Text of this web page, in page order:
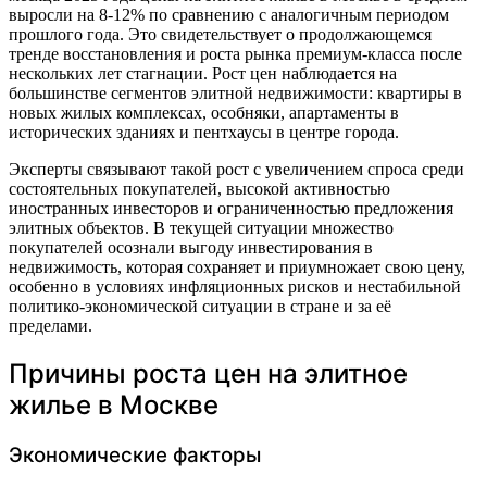
выросли на 8-12% по сравнению с аналогичным периодом
прошлого года. Это свидетельствует о продолжающемся
тренде восстановления и роста рынка премиум-класса после
нескольких лет стагнации. Рост цен наблюдается на
большинстве сегментов элитной недвижимости: квартиры в
новых жилых комплексах, особняки, апартаменты в
исторических зданиях и пентхаусы в центре города.
Эксперты связывают такой рост с увеличением спроса среди
состоятельных покупателей, высокой активностью
иностранных инвесторов и ограниченностью предложения
элитных объектов. В текущей ситуации множество
покупателей осознали выгоду инвестирования в
недвижимость, которая сохраняет и приумножает свою цену,
особенно в условиях инфляционных рисков и нестабильной
политико-экономической ситуации в стране и за её
пределами.
Причины роста цен на элитное
жилье в Москве
Экономические факторы